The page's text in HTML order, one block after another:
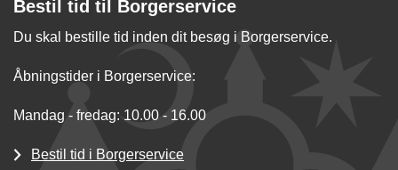
Bestil tid til Borgerservice
Du skal bestille tid inden dit besøg i Borgerservice.
Åbningstider i Borgerservice:
Mandag - fredag: 10.00 - 16.00
Bestil tid i Borgerservice